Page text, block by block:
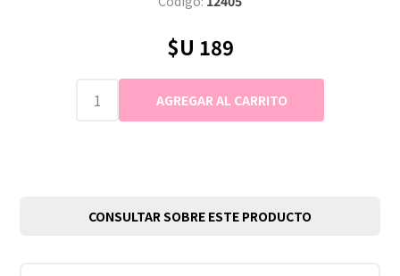
$U 189
CONSULTAR SOBRE ESTE PRODUCTO